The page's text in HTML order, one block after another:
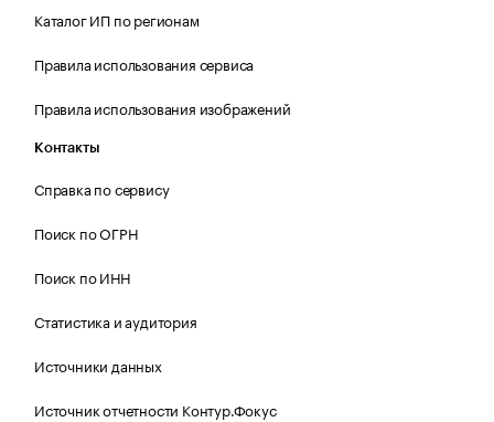
Каталог ИП по регионам
Правила использования сервиса
Правила использования изображений
Контакты
Справка по сервису
Поиск по ОГРН
Поиск по ИНН
Статистика и аудитория
Источники данных
Источник отчетности Контур.Фокус